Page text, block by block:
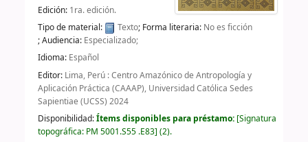
Edición: 1ra. edición.
Tipo de material:
Texto; Forma literaria: No es ficción
; Audiencia: Especializado;
Idioma: Español
Editor: Lima, Perú : Centro Amazónico de Antropología y
Aplicación Práctica (CAAAP), Universidad Católica Sedes
Sapientiae (UCSS) 2024
Disponibilidad:Ítems disponibles para préstamo: Signatura
topográfica: PM 5001.S55 .E83 (2).